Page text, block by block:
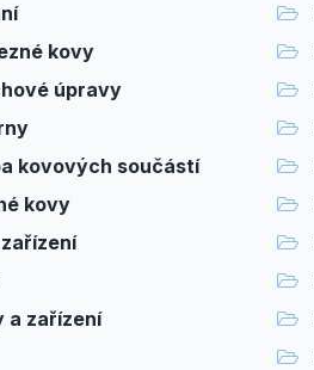
kovy
úpravy
kovových součástí
kovy
a zařízení